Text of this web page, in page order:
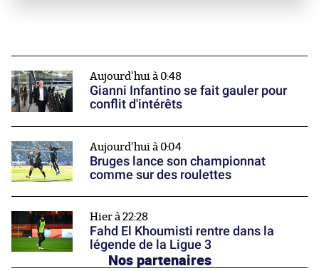
Aujourd'hui à 0:48
Gianni Infantino se fait gauler pour
conflit d'intérêts
Aujourd'hui à 0:04
Bruges lance son championnat
comme sur des roulettes
Hier à 22:28
Fahd El Khoumisti rentre dans la
légende de la Ligue 3
Nos partenaires